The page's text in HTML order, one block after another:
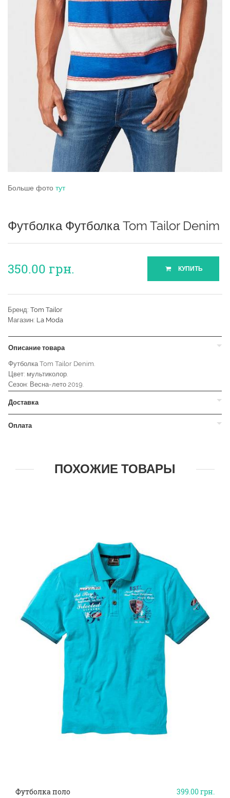
Больше фото тут
Футболка Футболка Tom Tailor Denim
350.00 грн. КУПИТЬ
Бренд: Tom Tailor
Магазин: La Moda
Описание товара
Футболка Tom Tailor Denim.
Цвет: мультиколор.
Сезон: Весна-лето 2019.
Доставка
Оплата
ПОХОЖИЕ ТОВАРЫ
399.00грн.
Футболка поло